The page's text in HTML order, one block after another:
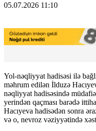
05.07.2026 11:10
Yol-nəqliyyat hadisəsi ilə
məhrum edilən İlduzə
nəqliyyat hadisəsində
yerindən qaçması barədə
Hacıyeva hadisədən sonra
və o, nevroz vəziyyətində